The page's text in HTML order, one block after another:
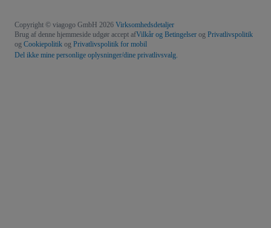
Copyright © viagogo GmbH 2026 Virksomhedsdetaljer
Brug af denne hjemmeside udgør accept afVilkår og Betingelser og Privatlivspolitik
og Cookiepolitik og Privatlivspolitik for mobil
Del ikke mine personlige oplysninger/dine privatlivsvalg.